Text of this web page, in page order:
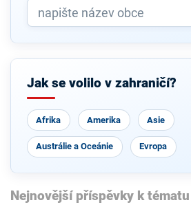
Jak se volilo v zahraničí?
Afrika Amerika Asie
Austrálie a Oceánie Evropa
Nejnovější příspěvky k tématu